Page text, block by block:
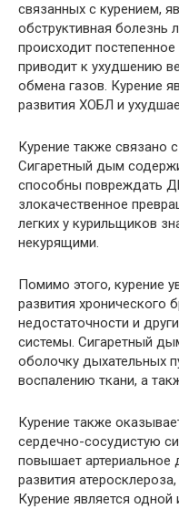
связанных с курением,
обструктивная болезнь
происходит
приводит к ухудшению
обмена газов. Курение
развития ХОБЛ и
Курение также связано
Сигаретный дым
способны повреждать
злокачественное
легких у курильщиков
некурящими.
Помимо этого, курение
развития хронического
недостаточности и
системы. Сигаретный
оболочку дыхательных
воспалению ткани, а
Курение также
сердечно-сосудистую
повышает артериальное
развития
Курение является